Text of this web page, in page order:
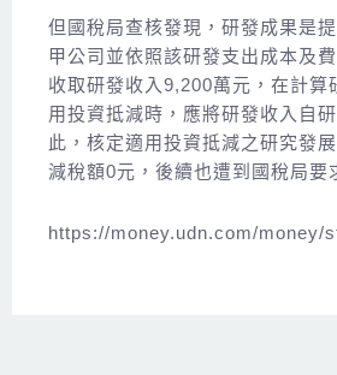
但國稅局查核發現，研發成果是
甲公司並依照該研發支出成本及
收取研發收入9,200萬元，在計算
用投資抵減時，應將研發收入自
此，核定適用投資抵減之研究發
減稅額0元，後續也遭到國稅局要
https://money.udn.com/money/